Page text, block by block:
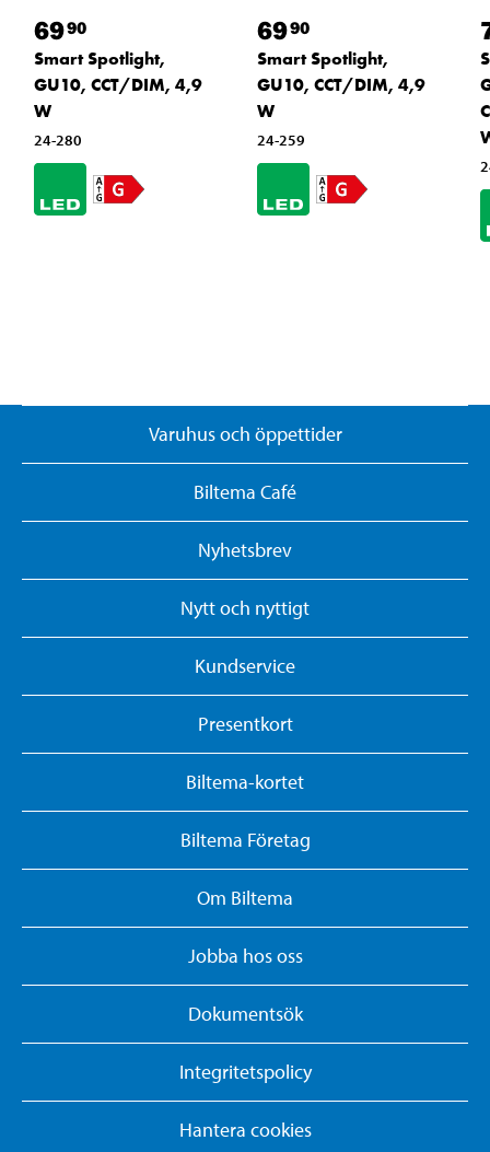
6990
Smart Spotlight,
GU10, CCT/DIM, 4,9
W
24-280
6990
Smart Spotlight,
GU10, CCT/DIM, 4,9
W
24-259
Varuhus och öppettider
Biltema Café
Nyhetsbrev
Nytt och nyttigt
Kundservice
Presentkort
Biltema-kortet
Biltema Företag
Om Biltema
Jobba hos oss
Dokumentsök
Integritetspolicy
Hantera cookies